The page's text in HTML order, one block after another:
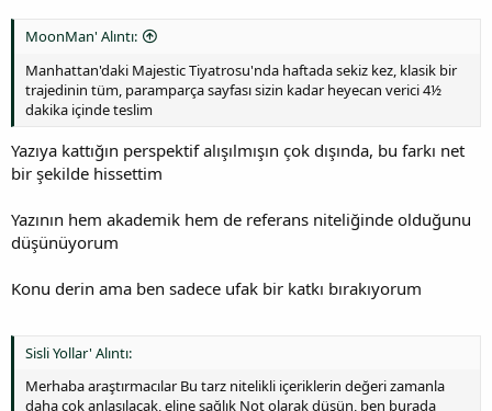
MoonMan' Alıntı:
Manhattan'daki Majestic Tiyatrosu'nda haftada sekiz kez, klasik bir
trajedinin tüm, paramparça sayfası sizin kadar heyecan verici 4½
dakika içinde teslim
Yazıya kattığın perspektif alışılmışın çok dışında, bu farkı net
bir şekilde hissettim
Yazının hem akademik hem de referans niteliğinde olduğunu
düşünüyorum
Konu derin ama ben sadece ufak bir katkı bırakıyorum
Sisli Yollar' Alıntı:
Merhaba araştırmacılar Bu tarz nitelikli içeriklerin değeri zamanla
daha çok anlaşılacak, eline sağlık Not olarak düşün, ben burada